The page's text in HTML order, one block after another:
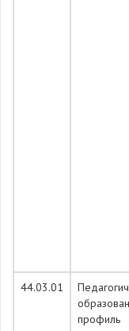
44.03.01
профиль